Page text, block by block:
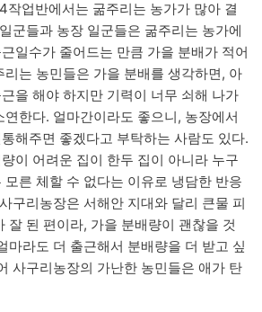
작업반에서는 굶주리는 농가가 많아 결
군들과 농장 일군들은 굶주리는 농가에
일수가 줄어드는 만큼 가을 분배가 적어
리는 농민들은 가을 분배를 생각하면, 아
을 해야 하지만 기력이 너무 쇠해 나가
한다. 얼마간이라도 좋으니, 농장에서
해주면 좋겠다고 부탁하는 사람도 있다.
이 어려운 집이 한두 집이 아니라 누구
른 체할 수 없다는 이유로 냉담한 반응
구리농장은 서해안 지대와 달리 큰물 피
잘 된 편이라, 가을 분배량이 괜찮을 것
마라도 더 출근해서 분배량을 더 받고 싶
사구리농장의 가난한 농민들은 애가 탄